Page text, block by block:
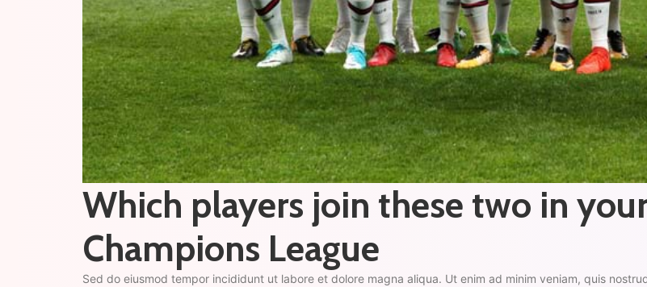
Which players join these two in
Champions League
Sed do eiusmod tempor incididunt ut labore et dolore magna aliqua. Ut enim ad minim veniam, quis